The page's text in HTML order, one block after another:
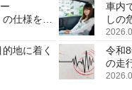
の仕様を変
車内
しの
地に着く
令和
の走